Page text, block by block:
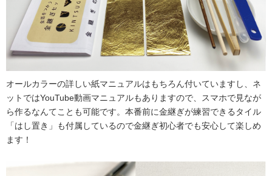
オールカラーの詳しい紙マニュアルはもちろん付いていますし、ネ
ットではYouTube動画マニュアルもありますので、スマホで見なが
ら作るなんてことも可能です。本番前に金継ぎが練習できるタイル
「はし置き」も付属しているので金継ぎ初心者でも安心して楽しめ
ます！